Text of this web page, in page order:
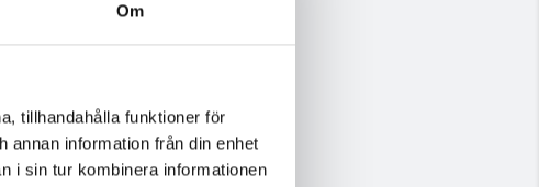
Om
tillhandahålla funktioner för
annan information från din enhet
i sin tur kombinera informationen